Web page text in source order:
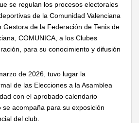
se regulan los procesos electorales
de la Comunidad Valenciana
Gestora de la Federación de Tenis de
COMUNICA, a los Clubes
para su conocimiento y difusión
de 2026, tuvo lugar la
de las Elecciones a la Asamblea
con el aprobado calendario
acompaña para su exposición
del club.